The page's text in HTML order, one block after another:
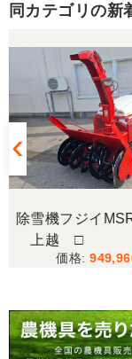
同カテゴリの新
除雪機フジイ
上越 □